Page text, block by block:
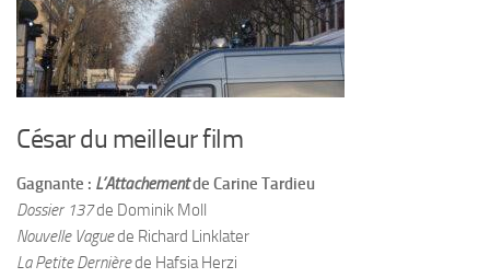
César du meilleur film
Gagnante : L’Attachementde Carine Tardieu
Dossier 137de Dominik Moll
Nouvelle Vaguede Richard Linklater
La Petite Dernièrede Hafsia Herzi